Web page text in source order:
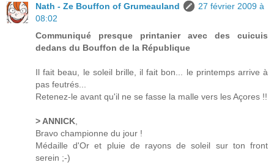
Nath - Ze Bouffon of Grumeauland
27 février 2009 à
08:02
Communiqué presque printanier avec des cuicuis
dedans du Bouffon de la République
Il fait beau, le soleil brille, il fait bon... le printemps arrive à
pas feutrés...
Retenez-le avant qu'il ne se fasse la malle vers les Açores !!
> ANNICK
Bravo championne du jour !
Médaille d'Or et pluie de rayons de soleil sur ton front
serein ;-)